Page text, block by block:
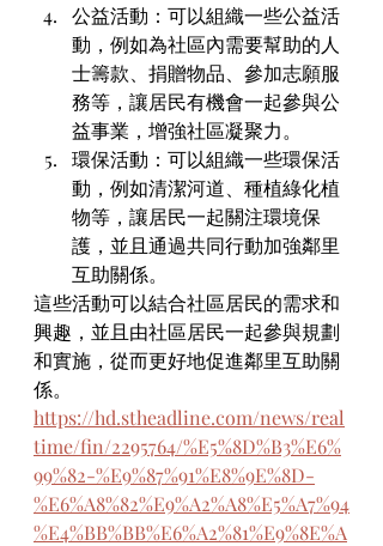
公益活動：可以組織一些公益活
動，例如為社區內需要幫助的人
士籌款、捐贈物品、參加志願服
務等，讓居民有機會一起參與公
益事業，增強社區凝聚力。
環保活動：可以組織一些環保活
動，例如清潔河道、種植綠化植
物等，讓居民一起關注環境保
護，並且通過共同行動加強鄰里
互助關係。
這些活動可以結合社區居民的需求和
興趣，並且由社區居民一起參與規劃
和實施，從而更好地促進鄰里互助關
係。
https://hd.stheadline.com/news/real
time/fin/2295764/%E5%8D%B3%E6%
99%82-%E9%87%91%E8%9E%8D-
%E6%A8%82%E9%A2%A8%E5%A7%94
%E4%BB%BB%E6%A2%81%E9%8E%A